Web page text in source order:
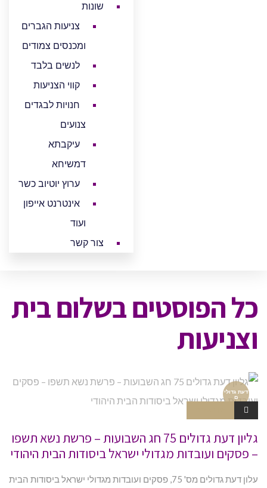
שונות
צניעות הגברים
ומכנסים צמודים
לנשים בלבד
קווי הצניעות
חנויות לבגדים
צנועים
עיקבתא
דמשיחא
ערוץ יוטיוב כשר
אינטרנט אייפון
ועוד
צור קשר
כל הפוסטים בשלום בית
וצניעות
דעת גדולי
ם
גליון דעת גדולים 75 חג השבועות – פרשת נשא תשפו
– פסקים ועובדות מגדולי ישראל ביסודות הבית היהודי
עלון דעת גדולים מס' 75, פסקים ועובדות מגדולי ישראל ביסודות הבית